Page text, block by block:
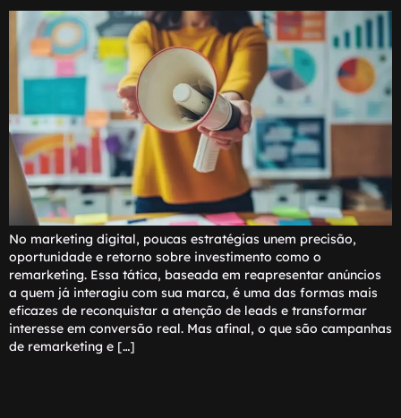
No marketing digital, poucas estratégias unem precisão,
oportunidade e retorno sobre investimento como o
remarketing. Essa tática, baseada em reapresentar anúncios
a quem já interagiu com sua marca, é uma das formas mais
eficazes de reconquistar a atenção de leads e transformar
interesse em conversão real. Mas afinal, o que são campanhas
de remarketing e […]